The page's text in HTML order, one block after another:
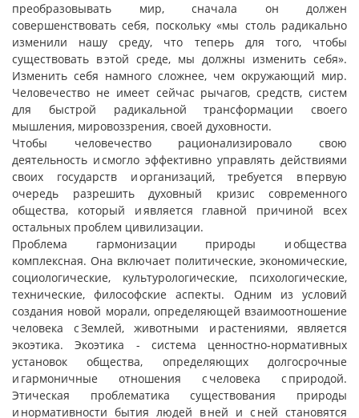
преобразовывать мир, сначала он должен
совершенствовать себя, поскольку «мы столь радикально
изменили нашу среду, что теперь для того, чтобы
существовать в этой среде, мы должны изменить себя».
Изменить себя намного сложнее, чем окружающий мир.
Человечество не имеет сейчас рычагов, средств, систем
для быстрой радикальной трансформации своего
мышления, мировоззрения, своей духовности.
Чтобы человечество рационализировало свою
деятельность и смогло эффективно управлять действиями
своих государств и организаций, требуется в первую
очередь разрешить духовный кризис современного
общества, который и является главной причиной всех
остальных проблем цивилизации.
Проблема гармонизации природы и общества
комплексная. Она включает политические, экономические,
социологические, культурологические, психологические,
технические, философские аспекты. Одним из условий
создания новой морали, определяющей взаимоотношение
человека с Землей, животными и растениями, является
экоэтика. Экоэтика - система ценностно-нормативных
установок общества, определяющих долгосрочные
и гармоничные отношения с человека с природой.
Этическая проблематика существования природы
и нормативности бытия людей в ней и с ней становятся